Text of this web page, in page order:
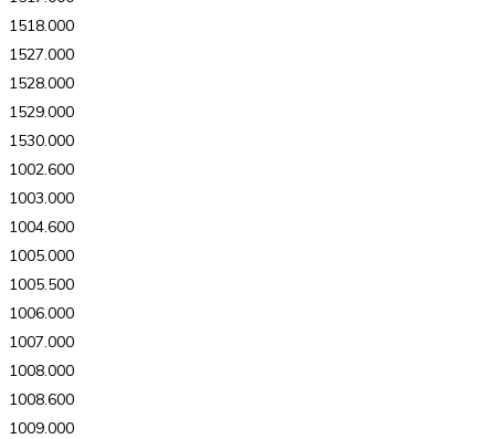
1518.000
1527.000
1528.000
1529.000
1530.000
1002.600
1003.000
1004.600
1005.000
1005.500
1006.000
1007.000
1008.000
1008.600
1009.000